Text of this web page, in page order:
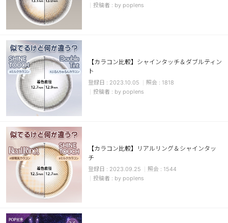
by poplens
【カラコン比較】シャインタッチ＆ダブルティン
ト
2023.10.05
1818
by poplens
【カラコン比較】リアルリング＆シャインタッ
チ
2023.09.25
1544
by poplens